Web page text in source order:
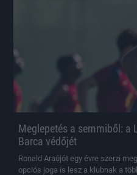
Meglepetés a semmiből: a
Barca védőjét
Ronald Araújót egy évre szerzi
opciós joga is lesz a klubnak a